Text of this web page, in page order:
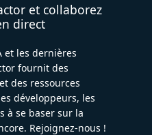
et collaborez
direct
et les dernières
fournit des
des ressources
développeurs, les
à se baser sur la
Rejoignez-nous !